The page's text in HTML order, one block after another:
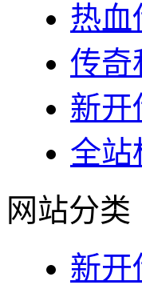
热血
传奇
新开
全站
网站分类
新开